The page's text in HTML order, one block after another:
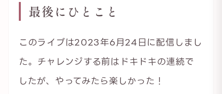
最後にひとこと
このライブは2023年6月24日に配信しまし
た。チャレンジする前はドキドキの連続で
したが、やってみたら楽しかった！